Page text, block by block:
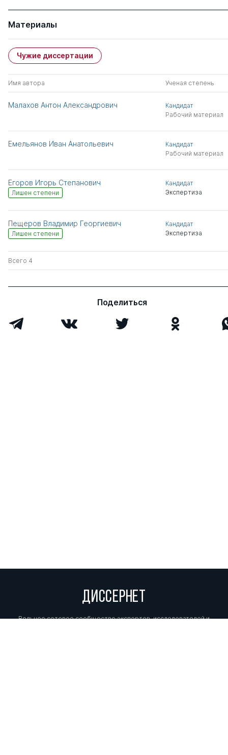
Материалы
Чужие диссертации
Имя автора Ученая степень
Малахов Антон Александрович
Кандидат
Рабочий материал
Емельянов Иван Анатольевич
Кандидат
Рабочий материал
Егоров Игорь Степанович
Лишен степени
Кандидат
Экспертиза
Пещеров Владимир Георгиевич
Лишен степени
Кандидат
Экспертиза
Всего 4
Поделиться
ДИССЕРНЕТ
Вольное сетевое сообщество экспертов, исследователей и